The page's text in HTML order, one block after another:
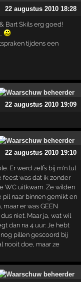
22 augustus 2010 18:28
Bart Skils erg goed!
tijdens een
22 augustus 2010 19:09
22 augustus 2010 19:10
Er werd zelfs bij m'n lul
was dat ik zonder
WC uitkwam. Ze wilden
pil naar binnen gemikt en
er was GEEN
niet. Maar ja, wat wil
dan na 4 uur: Je hebt
pillen gescoord bij
nooit doe, maar ze